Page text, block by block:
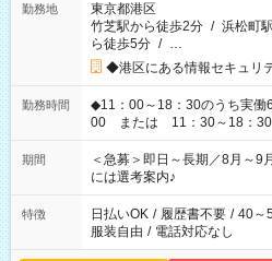
勤務地
東京都港区
竹芝駅から徒歩2分 / 浜松町
ら徒歩5分 / …
◆港区にある情報セキュリ
勤務時間
◆11：00～18：30のうち実働
00 または 11：30～18：30 。*。ブランクOK！。*。
ば前職が、 在宅/財団法人/事
スタッフ スイーツ販売/ホテ
業界から入社して活躍されてい
期間
＜急募＞即日～長期／8月～9
には選考案内♪
特徴 日払いOK / 履歴書不要 / 40～
服装自由 / 電話対応なし